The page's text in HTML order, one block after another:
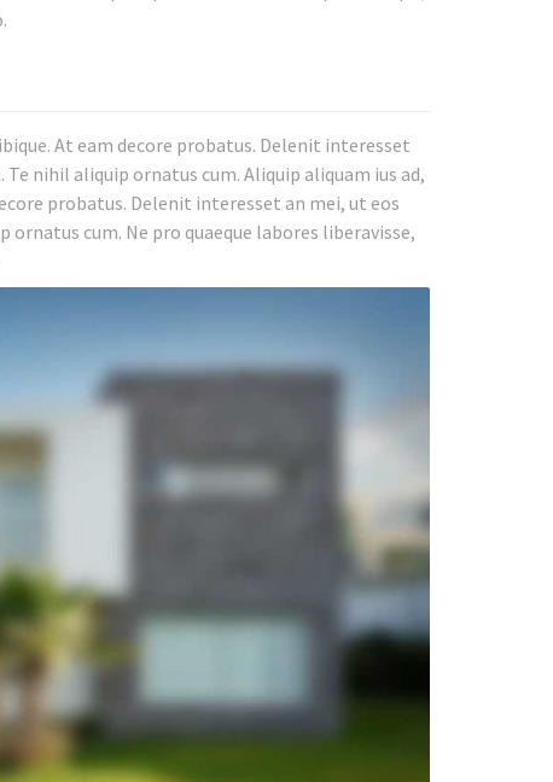
At eam decore probatus. Delenit interesset
nihil aliquip ornatus cum. Aliquip aliquam ius ad,
probatus. Delenit interesset an mei, ut eos
cum. Ne pro quaeque labores liberavisse,